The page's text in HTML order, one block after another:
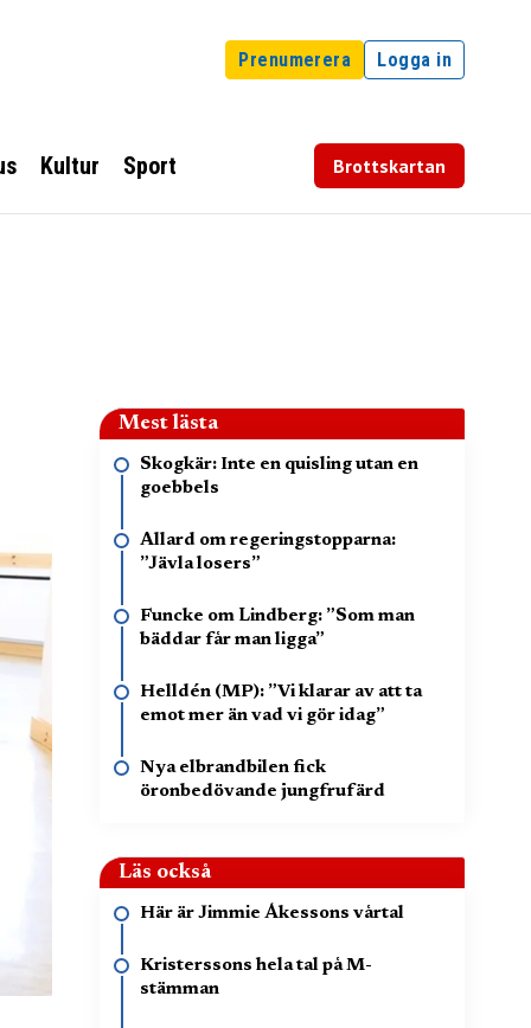
Prenumerera Logga in
Kultur Sport Brottskartan
Mest lästa
Skogkär: Inte en quisling utan en
goebbels
Allard om regeringstopparna:
”Jävla losers”
Funcke om Lindberg: ”Som man
bäddar får man ligga”
Helldén (MP): ”Vi klarar av att ta
emot mer än vad vi gör idag”
Nya elbrandbilen fick
öronbedövande jungfrufärd
Läs också
Här är Jimmie Åkessons vårtal
Kristerssons hela tal på M-
stämman